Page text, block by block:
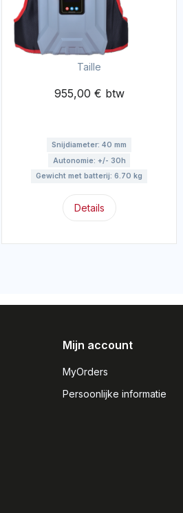
Taille
955,00 € btw
Snijdiameter: 40 mm
Autonomie: +/- 30h
Gewicht met batterij: 6.70 kg
Details
Mijn account
MyOrders
Persoonlijke informatie